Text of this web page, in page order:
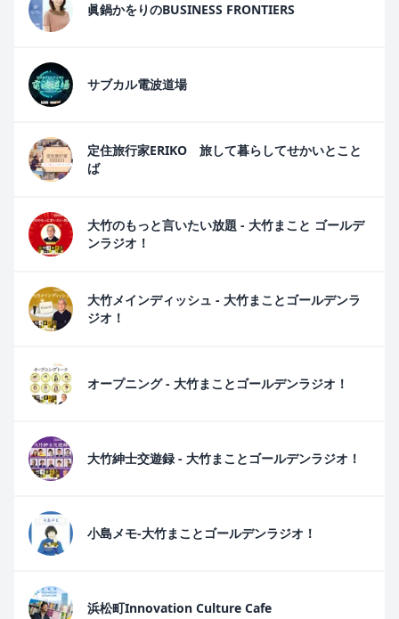
眞鍋かをりのBUSINESS FRONTIERS
サブカル電波道場
定住旅行家ERIKO 旅して暮らしてせかいとこと
ば
大竹のもっと言いたい放題 - 大竹まこと ゴールデ
ンラジオ！
大竹メインディッシュ - 大竹まことゴールデンラ
ジオ！
オープニング - 大竹まことゴールデンラジオ！
大竹紳士交遊録 - 大竹まことゴールデンラジオ！
小島メモ-大竹まことゴールデンラジオ！
浜松町Innovation Culture Cafe